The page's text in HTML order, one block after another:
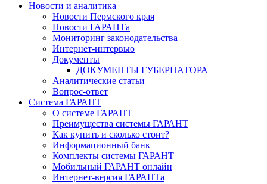
Новости и аналитика
Новости Пермского края
Новости ГАРАНТа
Мониторинг законодательства
Интернет-интервью
Документы
ДОКУМЕНТЫ ГУБЕРНАТОРА
Аналитические статьи
Вопрос-ответ
Система ГАРАНТ
О системе ГАРАНТ
Преимущества системы ГАРАНТ
Как купить и сколько стоит?
Информационный банк
Комплекты системы ГАРАНТ
Мобильный ГАРАНТ онлайн
Интернет-версия ГАРАНТа